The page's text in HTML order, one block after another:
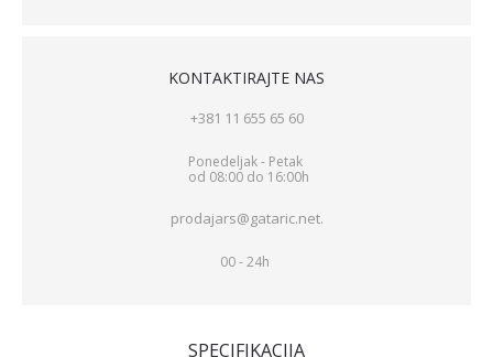
KONTAKTIRAJTE NAS
+381 11 655 65 60
Ponedeljak - Petak
od 08:00 do 16:00h
prodajars@gataric.net.
00 - 24h
SPECIFIKACIJA